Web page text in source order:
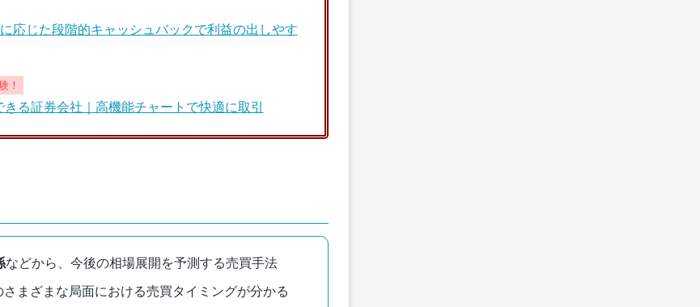
応じた段階的キャッシュバックで利益の出しやす
！
る証券会社｜高機能チャートで快適に取引
などから、今後の相場展開を予測する売買手法
まざまな局面における売買タイミングが分かる